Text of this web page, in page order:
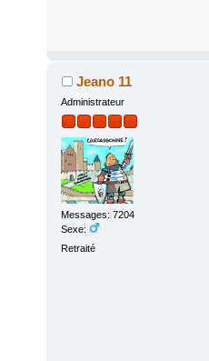
Jeano 11
Administrateur
Messages: 7204
Sexe:
Retraité